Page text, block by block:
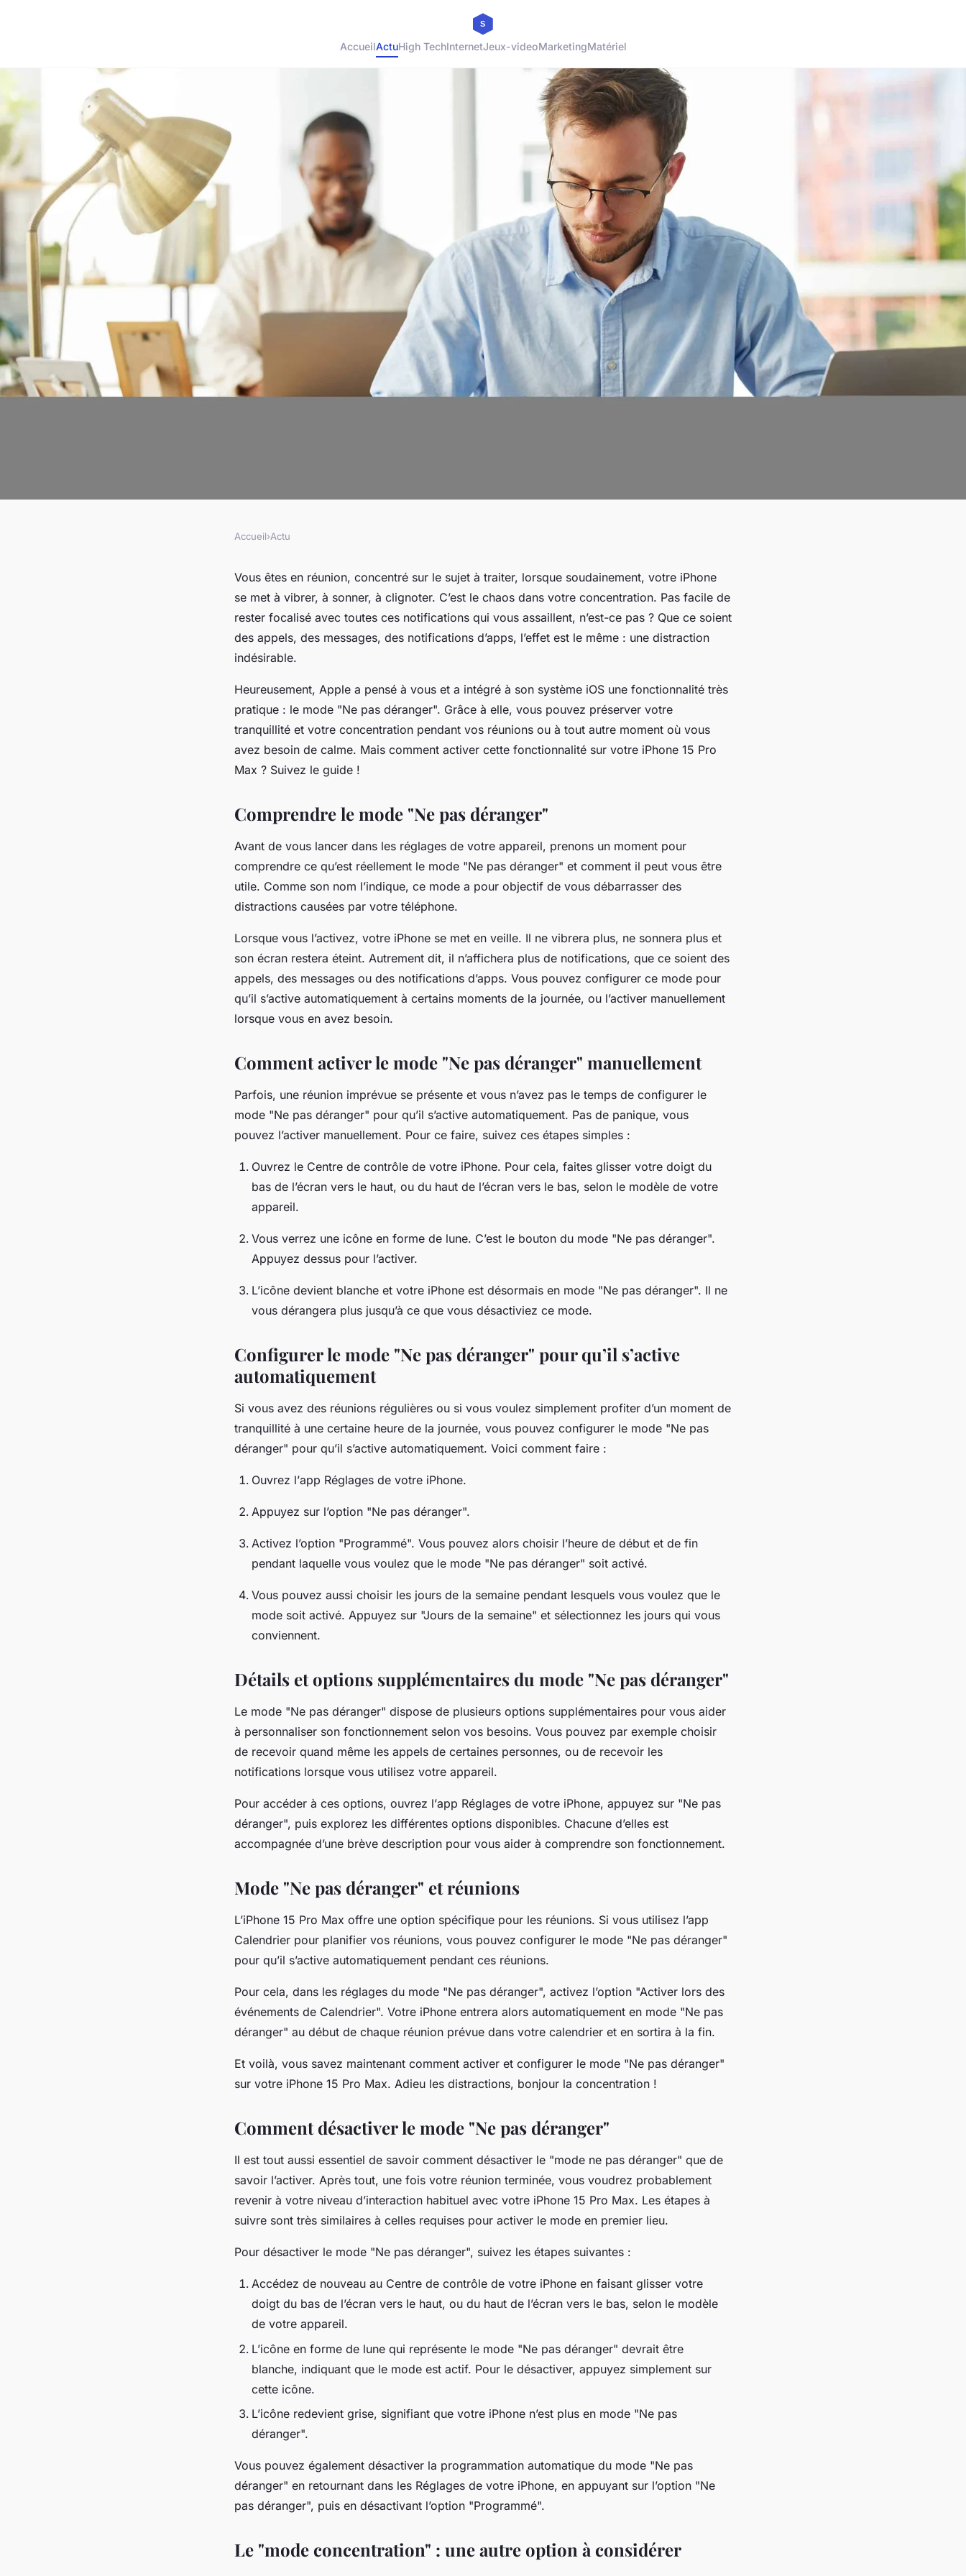
AccueilActuHigh TechInternetJeux-videoMarketingMatériel
Comment activer le mode « Ne pas
déranger » pendant les réunions sur
un iPhone 15 Pro Max ?
Accueil›Actu
Vous êtes en réunion, concentré sur le sujet à traiter, lorsque soudainement, votre iPhone
se met à vibrer, à sonner, à clignoter. C’est le chaos dans votre concentration. Pas facile de
rester focalisé avec toutes ces notifications qui vous assaillent, n’est-ce pas ? Que ce soient
des appels, des messages, des notifications d’apps, l’effet est le même : une distraction
indésirable.
Heureusement, Apple a pensé à vous et a intégré à son système iOS une fonctionnalité très
pratique : le mode "Ne pas déranger". Grâce à elle, vous pouvez préserver votre
tranquillité et votre concentration pendant vos réunions ou à tout autre moment où vous
avez besoin de calme. Mais comment activer cette fonctionnalité sur votre iPhone 15 Pro
Max ? Suivez le guide !
Comprendre le mode "Ne pas déranger"
Avant de vous lancer dans les réglages de votre appareil, prenons un moment pour
comprendre ce qu’est réellement le mode "Ne pas déranger" et comment il peut vous être
utile. Comme son nom l’indique, ce mode a pour objectif de vous débarrasser des
distractions causées par votre téléphone.
Lorsque vous l’activez, votre iPhone se met en veille. Il ne vibrera plus, ne sonnera plus et
son écran restera éteint. Autrement dit, il n’affichera plus de notifications, que ce soient des
appels, des messages ou des notifications d’apps. Vous pouvez configurer ce mode pour
qu’il s’active automatiquement à certains moments de la journée, ou l’activer manuellement
lorsque vous en avez besoin.
Comment activer le mode "Ne pas déranger" manuellement
Parfois, une réunion imprévue se présente et vous n’avez pas le temps de configurer le
mode "Ne pas déranger" pour qu’il s’active automatiquement. Pas de panique, vous
pouvez l’activer manuellement. Pour ce faire, suivez ces étapes simples :
Ouvrez le Centre de contrôle de votre iPhone. Pour cela, faites glisser votre doigt du
bas de l’écran vers le haut, ou du haut de l’écran vers le bas, selon le modèle de votre
appareil.
Vous verrez une icône en forme de lune. C’est le bouton du mode "Ne pas déranger".
Appuyez dessus pour l’activer.
L’icône devient blanche et votre iPhone est désormais en mode "Ne pas déranger". Il ne
vous dérangera plus jusqu’à ce que vous désactiviez ce mode.
Configurer le mode "Ne pas déranger" pour qu’il s’active
automatiquement
Si vous avez des réunions régulières ou si vous voulez simplement profiter d’un moment de
tranquillité à une certaine heure de la journée, vous pouvez configurer le mode "Ne pas
déranger" pour qu’il s’active automatiquement. Voici comment faire :
Ouvrez l’app Réglages de votre iPhone.
Appuyez sur l’option "Ne pas déranger".
Activez l’option "Programmé". Vous pouvez alors choisir l’heure de début et de fin
pendant laquelle vous voulez que le mode "Ne pas déranger" soit activé.
Vous pouvez aussi choisir les jours de la semaine pendant lesquels vous voulez que le
mode soit activé. Appuyez sur "Jours de la semaine" et sélectionnez les jours qui vous
conviennent.
Détails et options supplémentaires du mode "Ne pas déranger"
Le mode "Ne pas déranger" dispose de plusieurs options supplémentaires pour vous aider
à personnaliser son fonctionnement selon vos besoins. Vous pouvez par exemple choisir
de recevoir quand même les appels de certaines personnes, ou de recevoir les
notifications lorsque vous utilisez votre appareil.
Pour accéder à ces options, ouvrez l’app Réglages de votre iPhone, appuyez sur "Ne pas
déranger", puis explorez les différentes options disponibles. Chacune d’elles est
accompagnée d’une brève description pour vous aider à comprendre son fonctionnement.
Mode "Ne pas déranger" et réunions
L’iPhone 15 Pro Max offre une option spécifique pour les réunions. Si vous utilisez l’app
Calendrier pour planifier vos réunions, vous pouvez configurer le mode "Ne pas déranger"
pour qu’il s’active automatiquement pendant ces réunions.
Pour cela, dans les réglages du mode "Ne pas déranger", activez l’option "Activer lors des
événements de Calendrier". Votre iPhone entrera alors automatiquement en mode "Ne pas
déranger" au début de chaque réunion prévue dans votre calendrier et en sortira à la fin.
Et voilà, vous savez maintenant comment activer et configurer le mode "Ne pas déranger"
sur votre iPhone 15 Pro Max. Adieu les distractions, bonjour la concentration !
Comment désactiver le mode "Ne pas déranger"
Il est tout aussi essentiel de savoir comment désactiver le "mode ne pas déranger" que de
savoir l’activer. Après tout, une fois votre réunion terminée, vous voudrez probablement
revenir à votre niveau d’interaction habituel avec votre iPhone 15 Pro Max. Les étapes à
suivre sont très similaires à celles requises pour activer le mode en premier lieu.
Pour désactiver le mode "Ne pas déranger", suivez les étapes suivantes :
Accédez de nouveau au Centre de contrôle de votre iPhone en faisant glisser votre
doigt du bas de l’écran vers le haut, ou du haut de l’écran vers le bas, selon le modèle
de votre appareil.
L’icône en forme de lune qui représente le mode "Ne pas déranger" devrait être
blanche, indiquant que le mode est actif. Pour le désactiver, appuyez simplement sur
cette icône.
L’icône redevient grise, signifiant que votre iPhone n’est plus en mode "Ne pas
déranger".
Vous pouvez également désactiver la programmation automatique du mode "Ne pas
déranger" en retournant dans les Réglages de votre iPhone, en appuyant sur l’option "Ne
pas déranger", puis en désactivant l’option "Programmé".
Le "mode concentration" : une autre option à considérer